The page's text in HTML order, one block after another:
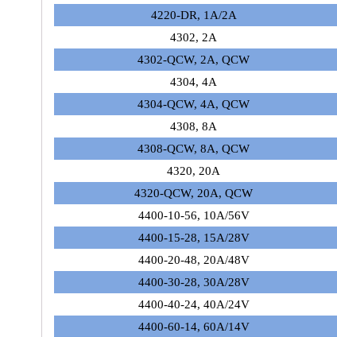
4220-DR, 1A/2A
4302, 2A
4302-QCW, 2A, QCW
4304, 4A
4304-QCW, 4A, QCW
4308, 8A
4308-QCW, 8A, QCW
4320, 20A
4320-QCW, 20A, QCW
4400-10-56, 10A/56V
4400-15-28, 15A/28V
4400-20-48, 20A/48V
4400-30-28, 30A/28V
4400-40-24, 40A/24V
4400-60-14, 60A/14V